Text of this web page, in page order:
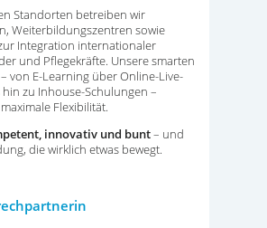
Standorten betreiben wir
Weiterbildungszentren sowie
Integration internationaler
und Pflegekräfte. Unsere smarten
von E-Learning über Online-Live-
zu Inhouse-Schulungen –
Flexibilität.
innovativ und bunt– und
die wirklich etwas bewegt.